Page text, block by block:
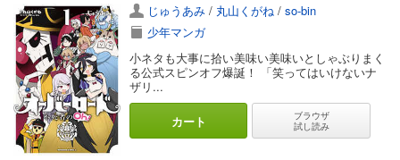
じゅうあみ / 丸山くがね / so-bin
少年マンガ
小ネタも大事に拾い美味い美味いとしゃぶりまく
る公式スピンオフ爆誕！ 「笑ってはいけないナ
ザリ...
カート
ブラウザ
試し読み